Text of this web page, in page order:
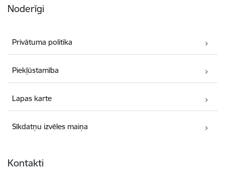
Noderīgi
Privātuma politika
Piekļūstamība
Lapas karte
Sīkdatņu izvēles maiņa
Kontakti